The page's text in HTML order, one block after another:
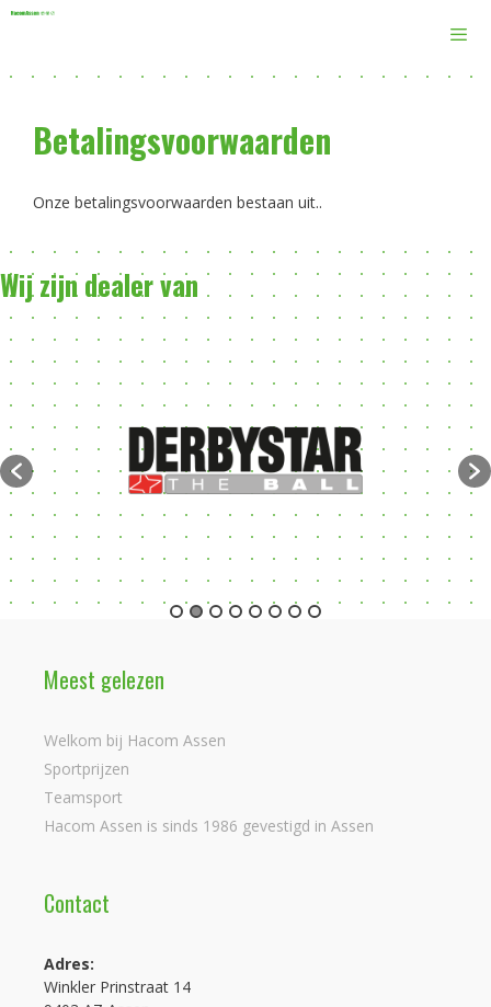
Ga
inhoud
Betalingsvoorwaarden
Onze betalingsvoorwaarden bestaan uit..
Wij zijn dealer van
Meest gelezen
Welkom bij Hacom Assen
Sportprijzen
Teamsport
Hacom Assen is sinds 1986 gevestigd in Assen
Contact
Adres:
Winkler Prinstraat 14